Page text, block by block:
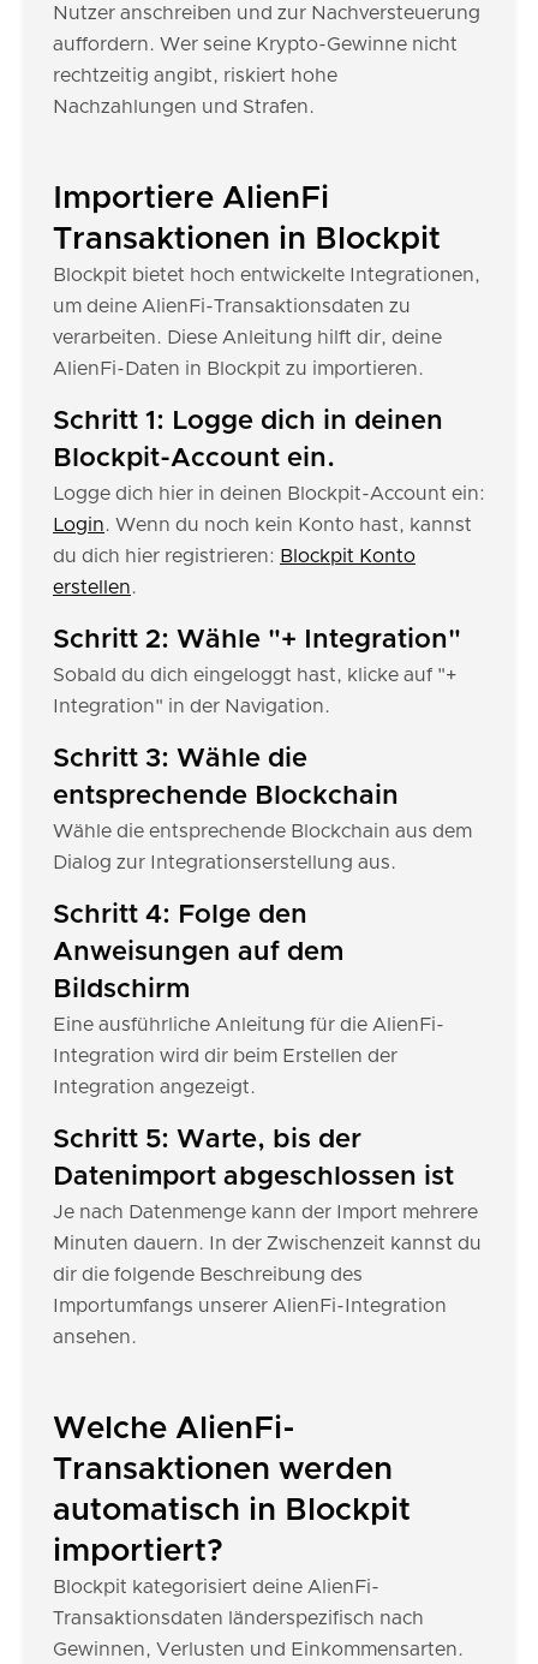
Nutzer anschreiben und zur Nachversteuerung
auffordern. Wer seine Krypto-Gewinne nicht
rechtzeitig angibt, riskiert hohe
Nachzahlungen und Strafen.
Importiere AlienFi
Transaktionen in Blockpit
Blockpit bietet hoch entwickelte Integrationen,
um deine AlienFi-Transaktionsdaten zu
verarbeiten. Diese Anleitung hilft dir, deine
AlienFi-Daten in Blockpit zu importieren.
Schritt 1: Logge dich in deinen
Blockpit-Account ein.
Logge dich hier in deinen Blockpit-Account ein:
Login. Wenn du noch kein Konto hast, kannst
du dich hier registrieren: Blockpit Konto
erstellen.
Schritt 2: Wähle "+ Integration"
Sobald du dich eingeloggt hast, klicke auf "+
Integration" in der Navigation.
Schritt 3: Wähle die
entsprechende Blockchain
Wähle die entsprechende Blockchain aus dem
Dialog zur Integrationserstellung aus.
Schritt 4: Folge den
Anweisungen auf dem
Bildschirm
Eine ausführliche Anleitung für die AlienFi-
Integration wird dir beim Erstellen der
Integration angezeigt.
Schritt 5: Warte, bis der
Datenimport abgeschlossen ist
Je nach Datenmenge kann der Import mehrere
Minuten dauern. In der Zwischenzeit kannst du
dir die folgende Beschreibung des
Importumfangs unserer AlienFi-Integration
ansehen.
Welche AlienFi-
Transaktionen werden
automatisch in Blockpit
importiert?
Blockpit kategorisiert deine AlienFi-
Transaktionsdaten länderspezifisch nach
Gewinnen, Verlusten und Einkommensarten.